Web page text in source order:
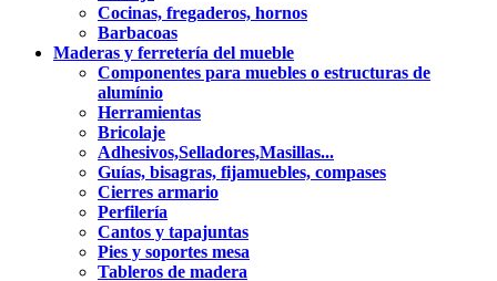
Cocinas, fregaderos, hornos
Barbacoas
Maderas y ferretería del mueble
Componentes para muebles o estructuras de
alumínio
Herramientas
Bricolaje
Adhesivos,Selladores,Masillas...
Guías, bisagras, fijamuebles, compases
Cierres armario
Perfilería
Cantos y tapajuntas
Pies y soportes mesa
Tableros de madera